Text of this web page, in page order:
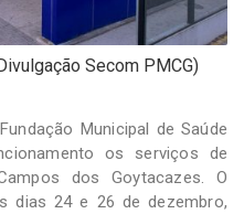
Secom PMCG)
Municipal de Saúde
os serviços de
dos Goytacazes. O
dias 24 e 26 de dezembro,